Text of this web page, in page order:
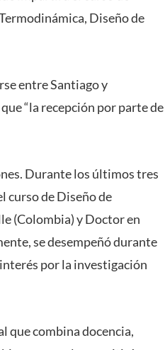
Diseño de
entre Santiago y
“la recepción por parte de
Durante los últimos tres
curso de Diseño de
(Colombia) y Doctor en
se desempeñó durante
por la investigación
que combina docencia,